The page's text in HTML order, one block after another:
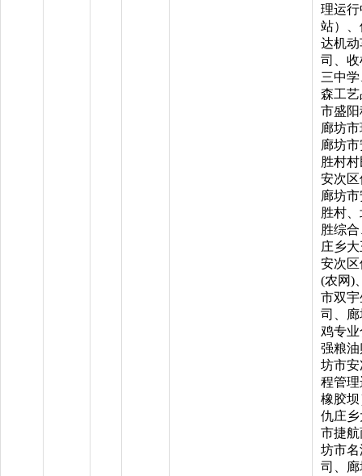
理运
站）
达机
司、
三中
森工
市盛
廊坊
廊坊
胜村
安次
廊坊
胜村
胜综
庄乡
安次
(农网)
市双
司、
鸡专
强粮
坊市
程管
橡胶
仇庄
市捷
坊市
司、